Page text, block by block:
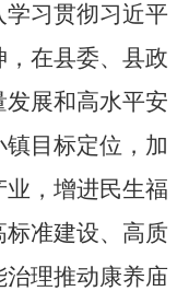
习贯彻习近平
， 在县委、县政
发展和高水平安
目标定位 ， 加
，增进民生福
标准建设、高质
治理推动康养庙